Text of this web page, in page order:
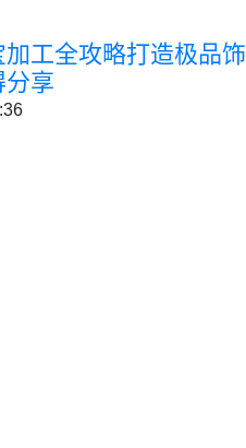
工全攻略打造极品饰
分享